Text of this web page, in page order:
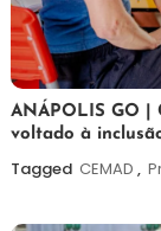
7
de
agosto
Maurilio
ANÁPOLIS GO |
voltado à
Tagged CEMAD ,